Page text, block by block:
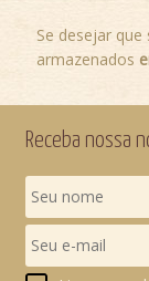
Se desejar
armazenados
Receba nossa